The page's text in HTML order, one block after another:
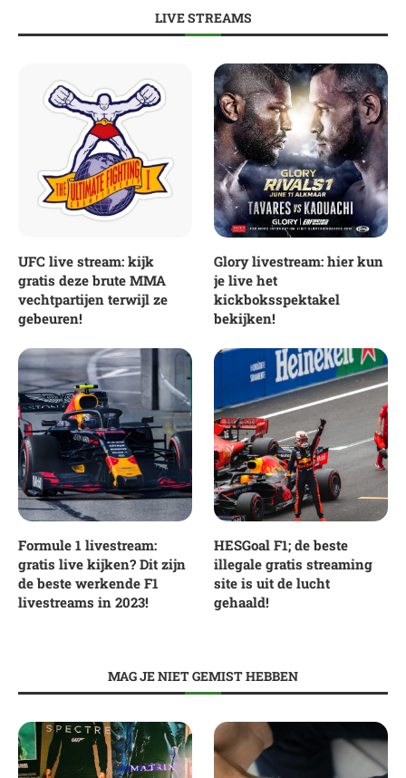
LIVE STREAMS
UFC live stream: kijk
gratis deze brute MMA
vechtpartijen terwijl ze
gebeuren!
Glory livestream: hier kun
je live het
kickboksspektakel
bekijken!
Formule 1 livestream:
gratis live kijken? Dit zijn
de beste werkende F1
livestreams in 2023!
HESGoal F1; de beste
illegale gratis streaming
site is uit de lucht
gehaald!
MAG JE NIET GEMIST HEBBEN